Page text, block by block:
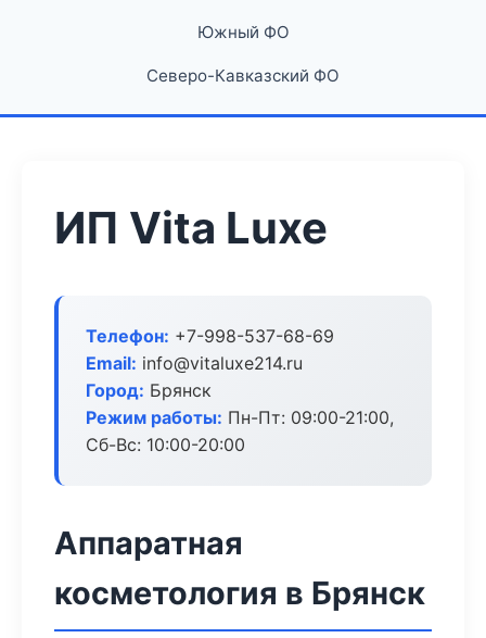
Южный ФО
Северо-Кавказский ФО
ИП Vita Luxe
Телефон: +7-998-537-68-69
Email: info@vitaluxe214.ru
Город: Брянск
Режим работы: Пн-Пт: 09:00-21:00,
Сб-Вс: 10:00-20:00
Аппаратная
косметология в Брянск